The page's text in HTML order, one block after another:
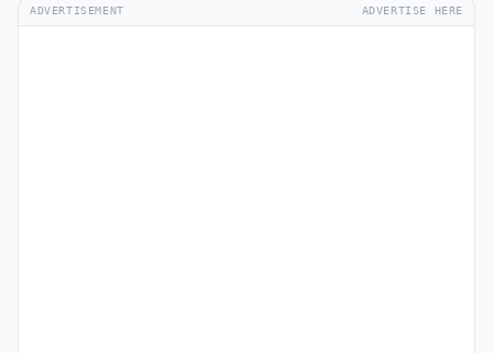
ADVERTISEMENT ADVERTISE HERE